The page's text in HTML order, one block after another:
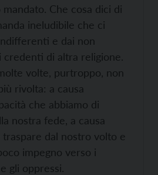
Che cosa dici di
ineludibile che ci
e dai non
credenti di altra religione.
volte, purtroppo, non
rivolta: a causa
che abbiamo di
nostra fede, a causa
dal nostro volto e
impegno verso i
gli oppressi.